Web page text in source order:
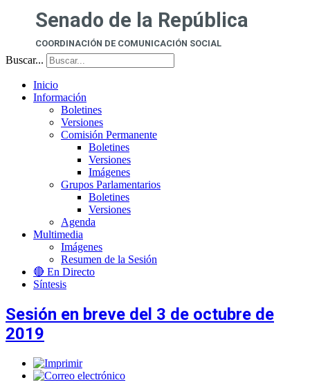
Senado de la República
COORDINACIÓN DE COMUNICACIÓN SOCIAL
Buscar...
Inicio
Información
Boletines
Versiones
Comisión Permanente
Boletines
Versiones
Imágenes
Grupos Parlamentarios
Boletines
Versiones
Agenda
Multimedia
Imágenes
Resumen de la Sesión
🔴 En Directo
Síntesis
Sesión en breve del 3 de octubre de
2019